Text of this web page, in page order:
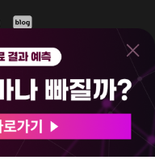
이지 이용약관
7, 3~4층(서초동, 제일빌딩)
철
RESERVED.